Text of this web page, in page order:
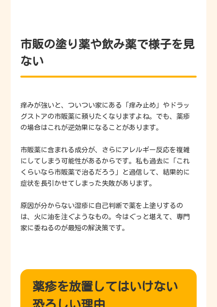
市販の塗り薬や飲み薬で様子を見
ない
痒みが強いと、ついつい家にある「痒み止め」やドラッ
グストアの市販薬に頼りたくなりますよね。でも、薬疹
の場合はこれが逆効果になることがあります。
市販薬に含まれる成分が、さらにアレルギー反応を複雑
にしてしまう可能性があるからです。私も過去に「これ
くらいなら市販薬で治るだろう」と過信して、結果的に
症状を長引かせてしまった失敗があります。
原因が分からない湿疹に自己判断で薬を上塗りするの
は、火に油を注ぐようなもの。今はぐっと堪えて、専門
家に委ねるのが最短の解決策です。
薬疹を放置してはいけない
恐ろしい理由